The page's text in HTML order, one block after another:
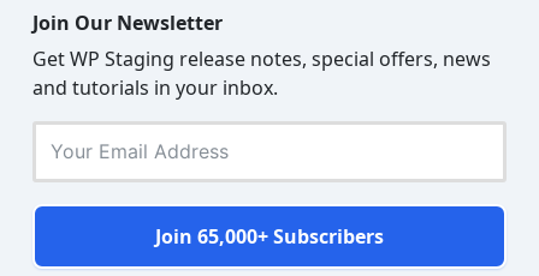
Join Our Newsletter
Get WP Staging release notes, special offers, news
and tutorials in your inbox.
Join 65,000+ Subscribers